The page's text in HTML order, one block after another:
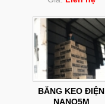
BĂNG KEO ĐIỆN
NANO5M